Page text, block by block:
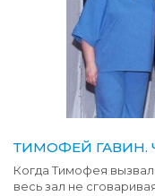
ТИМОФЕЙ ГАВИН.
Когда Тимофея
весь зал не